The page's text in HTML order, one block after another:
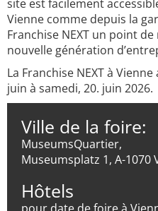
site est facilement
Vienne comme depuis la
Franchise NEXT un point
nouvelle génération
La Franchise NEXT à
juin à samedi, 20. juin 2026.
Ville de la foire:
MuseumsQuartier,
Museumsplatz 1, A-1070
Hôtels